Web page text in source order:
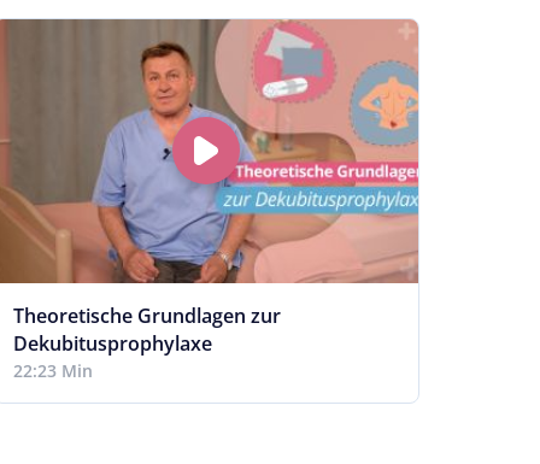
Theoretische Grundlagen zur
Dekubitusprophylaxe
22:23 Min